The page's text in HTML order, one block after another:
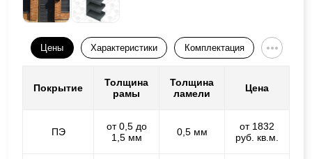
Цены Характеристики Комплектация
Покрытие
Толщина
рамы
Толщина
ламели
Цена
ПЭ
от 0,5 до
1,5 мм
0,5 мм
от 1832
руб. кв.м.